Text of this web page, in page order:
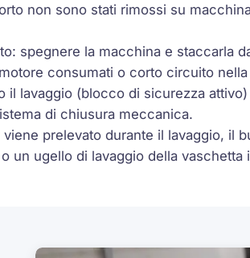
non sono stati rimossi su
spegnere la macchina e staccarla
consumati o corto circuito
lavaggio (blocco di sicurezza
di chiusura meccanica.
prelevato durante il lavaggio, il
un ugello di lavaggio della vaschetta